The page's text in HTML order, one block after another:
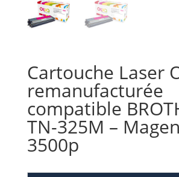
Cartouche Laser
remanufacturée
compatible
TN-325M –
3500p